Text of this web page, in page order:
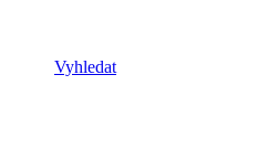
Vyhledat